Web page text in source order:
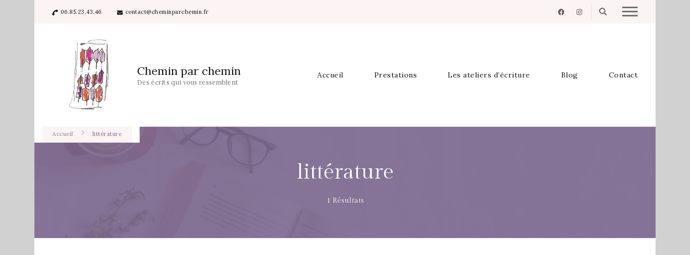
06.85.23.43.46 contact@cheminparchemin.fr
Chemin par chemin
Des écrits qui vous ressemblent
Accueil Prestations Les ateliers d’écriture Blog Contact
Accueil littérature
littérature
1 Résultats